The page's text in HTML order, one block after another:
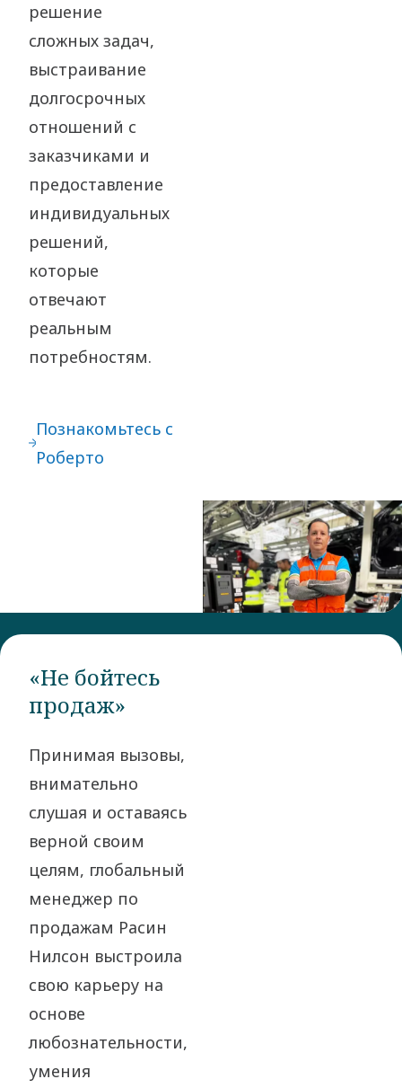
решение
сложных задач,
выстраивание
долгосрочных
отношений с
заказчиками и
предоставление
индивидуальных
решений,
которые
отвечают
реальным
потребностям.
Познакомьтесь с
Роберто
«Не бойтесь
продаж»
Принимая вызовы,
внимательно
слушая и оставаясь
верной своим
целям, глобальный
менеджер по
продажам Расин
Нилсон выстроила
свою карьеру на
основе
любознательности,
умения